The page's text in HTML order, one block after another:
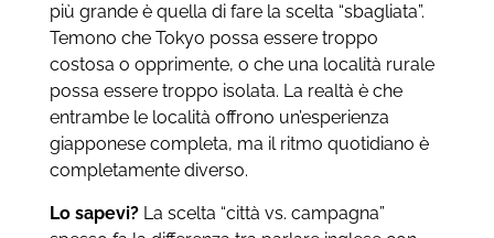
più grande è quella di fare la scelta “sbagliata”.
Temono che Tokyo possa essere troppo
costosa o opprimente, o che una località rurale
possa essere troppo isolata. La realtà è che
entrambe le località offrono un’esperienza
giapponese completa, ma il ritmo quotidiano è
completamente diverso.
Lo sapevi?La scelta “città vs. campagna”